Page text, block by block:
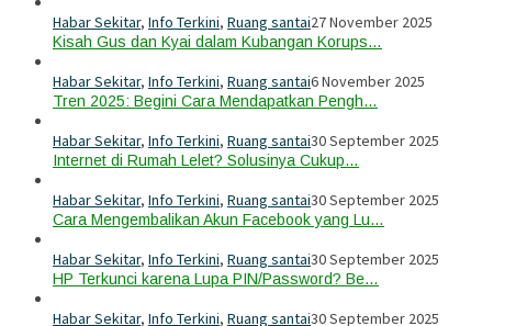
Habar Sekitar, Info Terkini, Ruang santai27 November 2025
Kisah Gus dan Kyai dalam Kubangan Korups…
Habar Sekitar, Info Terkini, Ruang santai6 November 2025
Tren 2025: Begini Cara Mendapatkan Pengh…
Habar Sekitar, Info Terkini, Ruang santai30 September 2025
Internet di Rumah Lelet? Solusinya Cukup…
Habar Sekitar, Info Terkini, Ruang santai30 September 2025
Cara Mengembalikan Akun Facebook yang Lu…
Habar Sekitar, Info Terkini, Ruang santai30 September 2025
HP Terkunci karena Lupa PIN/Password? Be…
Habar Sekitar, Info Terkini, Ruang santai30 September 2025